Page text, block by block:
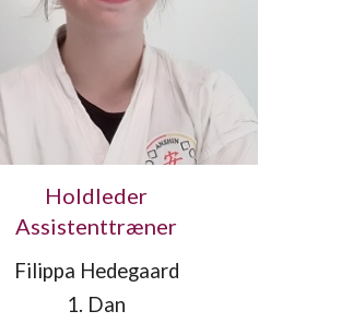
Holdleder
Assistenttræner
Filippa Hedegaard
1. Dan